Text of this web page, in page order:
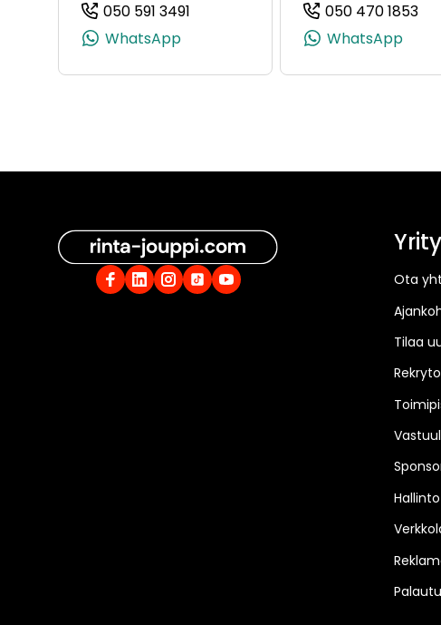
050 591 3491
(+358505913491, 0505913491, +358
WhatsApp
050 470 1853
WhatsApp
Ota
Tilaa
Hallinto